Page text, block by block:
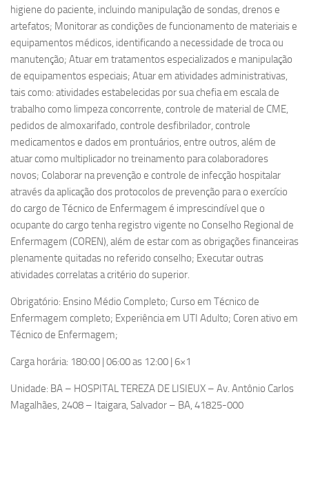
higiene do paciente, incluindo manipulação de sondas, drenos e
artefatos; Monitorar as condições de funcionamento de materiais e
equipamentos médicos, identificando a necessidade de troca ou
manutenção; Atuar em tratamentos especializados e manipulação
de equipamentos especiais; Atuar em atividades administrativas,
tais como: atividades estabelecidas por sua chefia em escala de
trabalho como limpeza concorrente, controle de material de CME,
pedidos de almoxarifado, controle desfibrilador, controle
medicamentos e dados em prontuários, entre outros, além de
atuar como multiplicador no treinamento para colaboradores
novos; Colaborar na prevenção e controle de infecção hospitalar
através da aplicação dos protocolos de prevenção para o exercício
do cargo de Técnico de Enfermagem é imprescindível que o
ocupante do cargo tenha registro vigente no Conselho Regional de
Enfermagem (COREN), além de estar com as obrigações financeiras
plenamente quitadas no referido conselho; Executar outras
atividades correlatas a critério do superior.
Obrigatório: Ensino Médio Completo; Curso em Técnico de
Enfermagem completo; Experiência em UTI Adulto; Coren ativo em
Técnico de Enfermagem;
Carga horária: 180:00 | 06:00 as 12:00 | 6×1
Unidade: BA – HOSPITAL TEREZA DE LISIEUX – Av. Antônio Carlos
Magalhães, 2408 – Itaigara, Salvador – BA, 41825-000